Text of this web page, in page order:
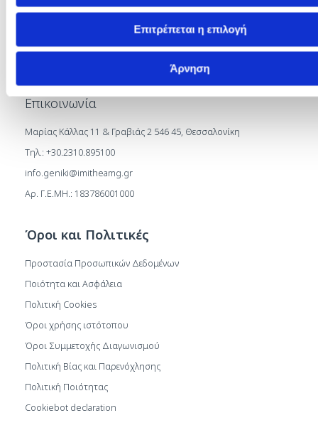
Επιτρέπεται η επιλογή
Άρνηση
Επικοινωνία
Μαρίας Κάλλας 11 & Γραβιάς 2 546 45, Θεσσαλονίκη
Τηλ.: +30.2310.895100
info.geniki@imitheamg.gr
Αρ. Γ.Ε.ΜΗ.: 183786001000
Όροι και Πολιτικές
Προστασία Προσωπικών Δεδομένων
Ποιότητα και Ασφάλεια
Πολιτική Cookies
Όροι χρήσης ιστότοπου
Όροι Συμμετοχής Διαγωνισμού
Πολιτική Βίας και Παρενόχλησης
Πολιτική Ποιότητας
Cookiebot declaration